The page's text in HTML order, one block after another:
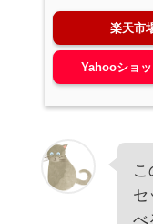
楽天市
Yahooショ
こ
セ
べ